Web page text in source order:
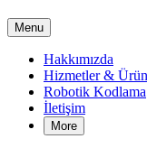
Menu
Hakkımızda
Hizmetler &
Robotik Kodlama
İletişim
More